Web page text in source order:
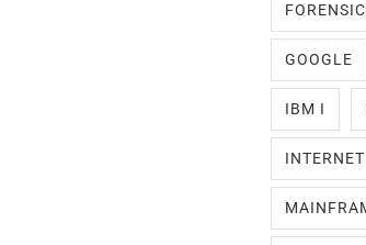
GOOGLE
IBM I